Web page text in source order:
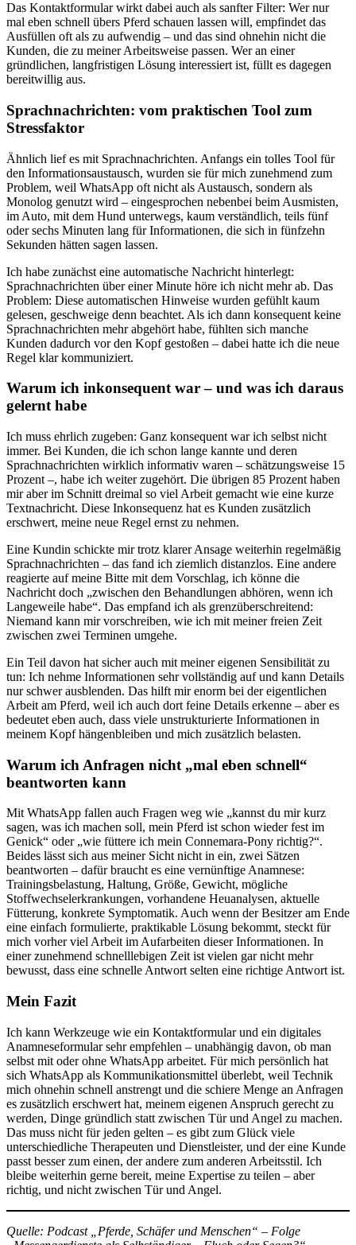
Das Kontaktformular wirkt dabei auch als sanfter Filter: Wer nur
mal eben schnell übers Pferd schauen lassen will, empfindet das
Ausfüllen oft als zu aufwendig – und das sind ohnehin nicht die
Kunden, die zu meiner Arbeitsweise passen. Wer an einer
gründlichen, langfristigen Lösung interessiert ist, füllt es dagegen
bereitwillig aus.
Sprachnachrichten: vom praktischen Tool zum
Stressfaktor
Ähnlich lief es mit Sprachnachrichten. Anfangs ein tolles Tool für
den Informationsaustausch, wurden sie für mich zunehmend zum
Problem, weil WhatsApp oft nicht als Austausch, sondern als
Monolog genutzt wird – eingesprochen nebenbei beim Ausmisten,
im Auto, mit dem Hund unterwegs, kaum verständlich, teils fünf
oder sechs Minuten lang für Informationen, die sich in fünfzehn
Sekunden hätten sagen lassen.
Ich habe zunächst eine automatische Nachricht hinterlegt:
Sprachnachrichten über einer Minute höre ich nicht mehr ab. Das
Problem: Diese automatischen Hinweise wurden gefühlt kaum
gelesen, geschweige denn beachtet. Als ich dann konsequent keine
Sprachnachrichten mehr abgehört habe, fühlten sich manche
Kunden dadurch vor den Kopf gestoßen – dabei hatte ich die neue
Regel klar kommuniziert.
Warum ich inkonsequent war – und was ich daraus
gelernt habe
Ich muss ehrlich zugeben: Ganz konsequent war ich selbst nicht
immer. Bei Kunden, die ich schon lange kannte und deren
Sprachnachrichten wirklich informativ waren – schätzungsweise 15
Prozent –, habe ich weiter zugehört. Die übrigen 85 Prozent haben
mir aber im Schnitt dreimal so viel Arbeit gemacht wie eine kurze
Textnachricht. Diese Inkonsequenz hat es Kunden zusätzlich
erschwert, meine neue Regel ernst zu nehmen.
Eine Kundin schickte mir trotz klarer Ansage weiterhin regelmäßig
Sprachnachrichten – das fand ich ziemlich distanzlos. Eine andere
reagierte auf meine Bitte mit dem Vorschlag, ich könne die
Nachricht doch „zwischen den Behandlungen abhören, wenn ich
Langeweile habe“. Das empfand ich als grenzüberschreitend:
Niemand kann mir vorschreiben, wie ich mit meiner freien Zeit
zwischen zwei Terminen umgehe.
Ein Teil davon hat sicher auch mit meiner eigenen Sensibilität zu
tun: Ich nehme Informationen sehr vollständig auf und kann Details
nur schwer ausblenden. Das hilft mir enorm bei der eigentlichen
Arbeit am Pferd, weil ich auch dort feine Details erkenne – aber es
bedeutet eben auch, dass viele unstrukturierte Informationen in
meinem Kopf hängenbleiben und mich zusätzlich belasten.
Warum ich Anfragen nicht „mal eben schnell“
beantworten kann
Mit WhatsApp fallen auch Fragen weg wie „kannst du mir kurz
sagen, was ich machen soll, mein Pferd ist schon wieder fest im
Genick“ oder „wie füttere ich mein Connemara-Pony richtig?“.
Beides lässt sich aus meiner Sicht nicht in ein, zwei Sätzen
beantworten – dafür braucht es eine vernünftige Anamnese:
Trainingsbelastung, Haltung, Größe, Gewicht, mögliche
Stoffwechselerkrankungen, vorhandene Heuanalysen, aktuelle
Fütterung, konkrete Symptomatik. Auch wenn der Besitzer am Ende
eine einfach formulierte, praktikable Lösung bekommt, steckt für
mich vorher viel Arbeit im Aufarbeiten dieser Informationen. In
einer zunehmend schnelllebigen Zeit ist vielen gar nicht mehr
bewusst, dass eine schnelle Antwort selten eine richtige Antwort ist.
Mein Fazit
Ich kann Werkzeuge wie ein Kontaktformular und ein digitales
Anamneseformular sehr empfehlen – unabhängig davon, ob man
selbst mit oder ohne WhatsApp arbeitet. Für mich persönlich hat
sich WhatsApp als Kommunikationsmittel überlebt, weil Technik
mich ohnehin schnell anstrengt und die schiere Menge an Anfragen
es zusätzlich erschwert hat, meinem eigenen Anspruch gerecht zu
werden, Dinge gründlich statt zwischen Tür und Angel zu machen.
Das muss nicht für jeden gelten – es gibt zum Glück viele
unterschiedliche Therapeuten und Dienstleister, und der eine Kunde
passt besser zum einen, der andere zum anderen Arbeitsstil. Ich
bleibe weiterhin gerne bereit, meine Expertise zu teilen – aber
richtig, und nicht zwischen Tür und Angel.
Quelle: Podcast „Pferde, Schäfer und Menschen“ – Folge